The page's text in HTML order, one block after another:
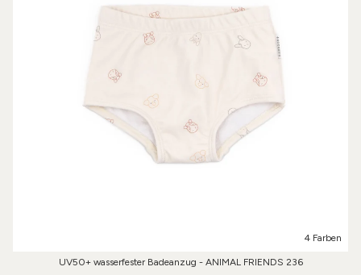
4 Farben
UV50+ wasserfester Badeanzug - ANIMAL FRIENDS 236